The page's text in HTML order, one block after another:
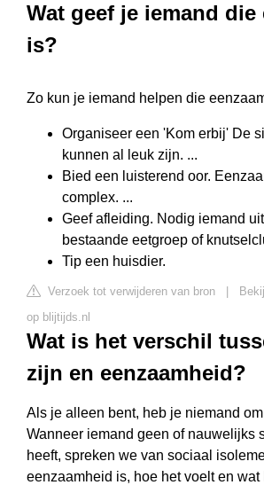
Wat geef je iemand die
is?
Zo kun je iemand helpen die
Organiseer een 'Kom erbij' De
kunnen al leuk zijn. ...
Bied een luisterend oor.
complex. ...
Geef afleiding. Nodig iemand
bestaande eetgroep of
Tip een huisdier.
Verzoek tot verwijderen van bron
op blijtijds.nl
Wat is het verschil
zijn en eenzaamheid?
Als je alleen bent, heb je niemand
Wanneer iemand geen of nauwelijks
heeft, spreken we van sociaal
eenzaamheid is, hoe het voelt en wat